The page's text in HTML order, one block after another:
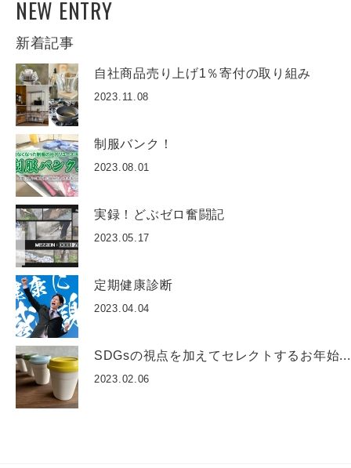
NEW ENTRY
新着記事
自社商品売り上げ1％寄付の取り組み
2023.11.08
制服バンク！
2023.08.01
実録！どぶゼロ奮闘記
2023.05.17
定期健康診断
2023.04.04
SDGsの視点を加えてセレクトするお年始...
2023.02.06